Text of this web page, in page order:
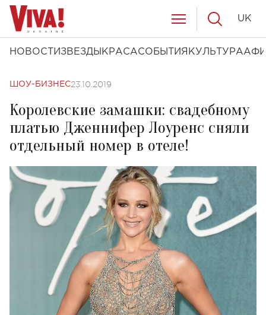
НОВОСТИ ЗВЕЗДЫ КРАСАСОБЫТИЯ КУЛЬТУРА
UK
ШОУ-БИЗНЕС23.10.2019
Королевские замашки: свадебному
платью Дженнифер Лоуренс сняли
отдельный номер в отеле!